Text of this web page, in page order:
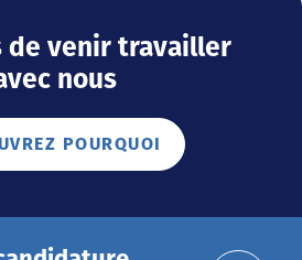
de venir travailler
nous
POURQUOI